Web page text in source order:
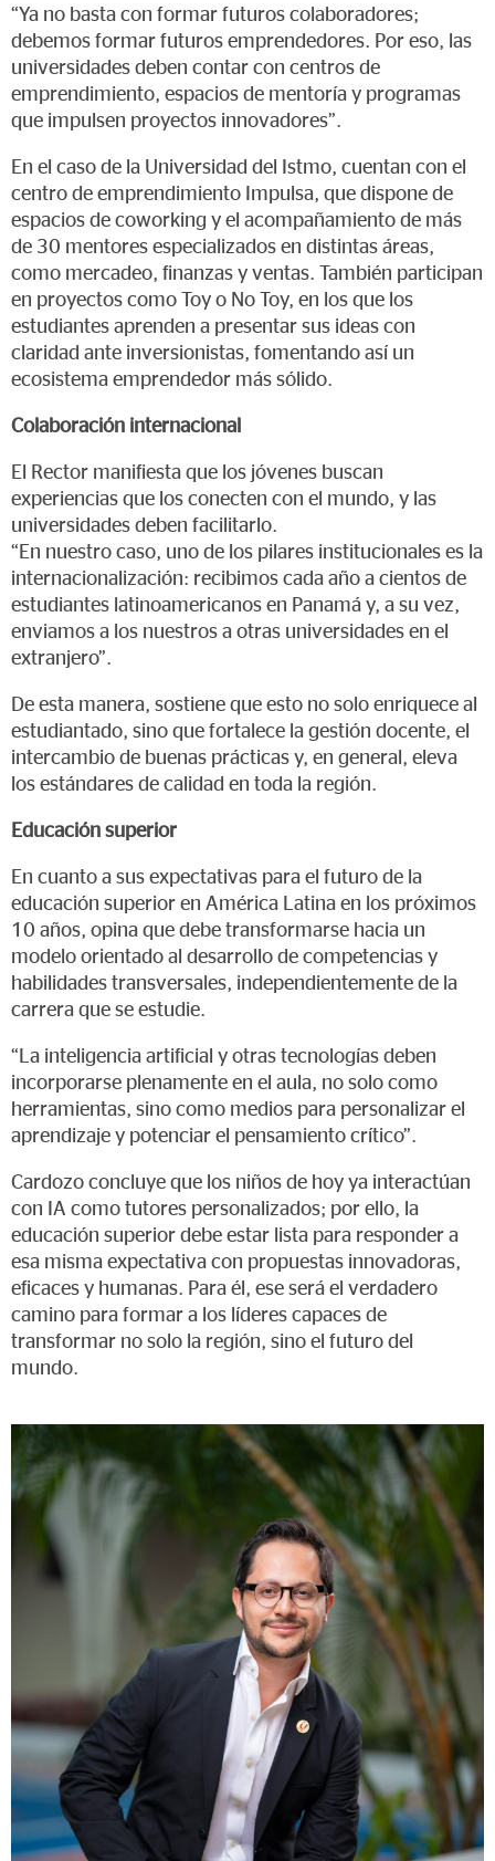
“Ya no basta con formar futuros colaboradores;
debemos formar futuros emprendedores. Por eso, las
universidades deben contar con centros de
emprendimiento, espacios de mentoría y programas
que impulsen proyectos innovadores”.
En el caso de la Universidad del Istmo, cuentan con el
centro de emprendimiento Impulsa, que dispone de
espacios de coworking y el acompañamiento de más
de 30 mentores especializados en distintas áreas,
como mercadeo, finanzas y ventas. También participan
en proyectos como Toy o No Toy, en los que los
estudiantes aprenden a presentar sus ideas con
claridad ante inversionistas, fomentando así un
ecosistema emprendedor más sólido.
Colaboración internacional
El Rector manifiesta que los jóvenes buscan
experiencias que los conecten con el mundo, y las
universidades deben facilitarlo.
“En nuestro caso, uno de los pilares institucionales es la
internacionalización: recibimos cada año a cientos de
estudiantes latinoamericanos en Panamá y, a su vez,
enviamos a los nuestros a otras universidades en el
extranjero”.
De esta manera, sostiene que esto no solo enriquece al
estudiantado, sino que fortalece la gestión docente, el
intercambio de buenas prácticas y, en general, eleva
los estándares de calidad en toda la región.
Educación superior
En cuanto a sus expectativas para el futuro de la
educación superior en América Latina en los próximos
10 años, opina que debe transformarse hacia un
modelo orientado al desarrollo de competencias y
habilidades transversales, independientemente de la
carrera que se estudie.
“La inteligencia artificial y otras tecnologías deben
incorporarse plenamente en el aula, no solo como
herramientas, sino como medios para personalizar el
aprendizaje y potenciar el pensamiento crítico”.
Cardozo concluye que los niños de hoy ya interactúan
con IA como tutores personalizados; por ello, la
educación superior debe estar lista para responder a
esa misma expectativa con propuestas innovadoras,
eficaces y humanas. Para él, ese será el verdadero
camino para formar a los líderes capaces de
transformar no solo la región, sino el futuro del
mundo.